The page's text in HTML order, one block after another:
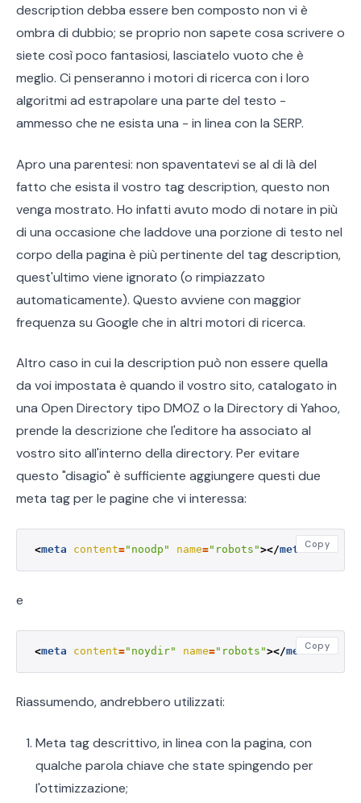
description debba essere ben composto non vi è
ombra di dubbio; se proprio non sapete cosa scrivere o
siete così poco fantasiosi, lasciatelo vuoto che è
meglio. Ci penseranno i motori di ricerca con i loro
algoritmi ad estrapolare una parte del testo -
ammesso che ne esista una - in linea con la SERP.
Apro una parentesi: non spaventatevi se al di là del
fatto che esista il vostro tag description, questo non
venga mostrato. Ho infatti avuto modo di notare in più
di una occasione che laddove una porzione di testo nel
corpo della pagina è più pertinente del tag description,
quest'ultimo viene ignorato (o rimpiazzato
automaticamente). Questo avviene con maggior
frequenza su Google che in altri motori di ricerca.
Altro caso in cui la description può non essere quella
da voi impostata è quando il vostro sito, catalogato in
una Open Directory tipo DMOZ o la Directory di Yahoo,
prende la descrizione che l'editore ha associato al
vostro sito all'interno della directory. Per evitare
questo "disagio" è sufficiente aggiungere questi due
meta tag per le pagine che vi interessa:
<meta content="noodp" name="robots"></meta>
Copy
e
<meta content="noydir" name="robots"></meta>
Copy
Riassumendo, andrebbero utilizzati:
Meta tag descrittivo, in linea con la pagina, con
qualche parola chiave che state spingendo per
l'ottimizzazione;